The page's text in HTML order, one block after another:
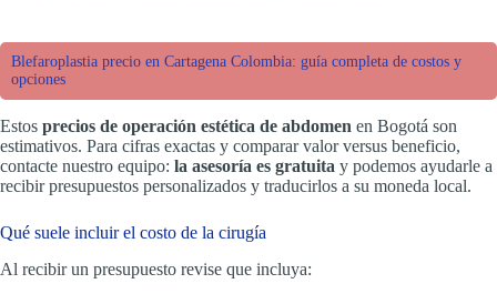
Blefaroplastia precio en Cartagena Colombia: guía completa de costos y
opciones
Estos precios de operación estética de abdomen en Bogotá son
estimativos. Para cifras exactas y comparar valor versus beneficio,
contacte nuestro equipo: la asesoría es gratuita y podemos ayudarle a
recibir presupuestos personalizados y traducirlos a su moneda local.
Qué suele incluir el costo de la cirugía
Al recibir un presupuesto revise que incluya: